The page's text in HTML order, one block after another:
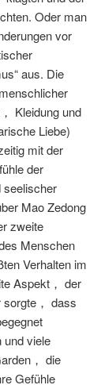
Oder man
vor
aus. Die
Kleidung und
Liebe)
mit der
der
seelischer
Mao Zedong
zweite
Menschen
Verhalten im
Aspekt， der
sorgte， dass
und viele
， die
Gefühle